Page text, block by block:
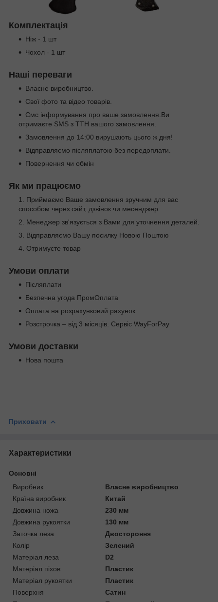
Комплектація
Ніж - 1 шт
Чохол - 1 шт
Наші переваги
Власне виробництво.
Свої фото та відео товарів.
Смс інформування про ваше замовлення.Ви
отримаєте SMS з ТТН вашого замовлення.
Замовлення до 14:00 вирушають цього ж дня!
Відправляємо післяплатою без передоплати.
Повернення чи обмін
Як ми працюємо
Приймаємо Ваше замовлення зручним для вас
способом через сайт, дзвінок чи месенджер.
Менеджер зв'язується з Вами для уточнення деталей.
Відправляємо Вашу посилку Новою Поштою
Отримуєте товар
Умови оплати
Післяплати
Безпечна угода ПромОплата
Оплата на розрахунковий рахунок
Розстрочка – від 3 місяців. Сервіс WayForPay
Умови доставки
Нова пошта
Приховати
Характеристики
Основні
Виробник
Власне виробництво
Країна виробник
Китай
Довжина ножа
230 мм
Довжина рукоятки
130 мм
Заточка леза
Двостороння
Колір
Зелений
Матеріал леза
D2
Матеріал піхов
Пластик
Матеріал рукоятки
Пластик
Поверхня
Сатин